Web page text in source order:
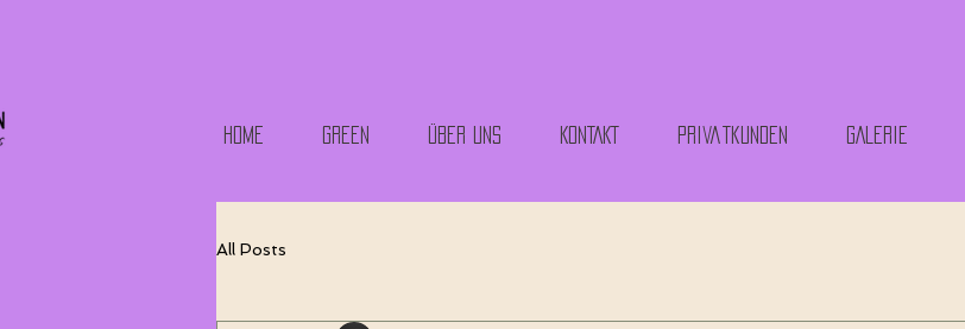
HOME GREEN ÜBER UNS KONTAKT Privatkunden GALERIE
All Posts